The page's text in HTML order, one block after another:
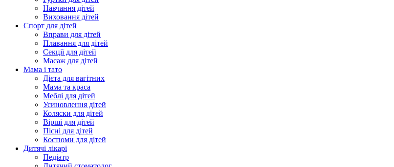
Навчання дітей
Виховання дітей
Спорт для дітей
Вправи для дітей
Плавання для дітей
Секції для дітей
Масаж для дітей
Мама і тато
Дієта для вагітних
Мама та краса
Меблі для дітей
Усиновлення дітей
Коляски для дітей
Вірші для дітей
Пісні для дітей
Костюми для дітей
Дитячі лікарі
Педіатр